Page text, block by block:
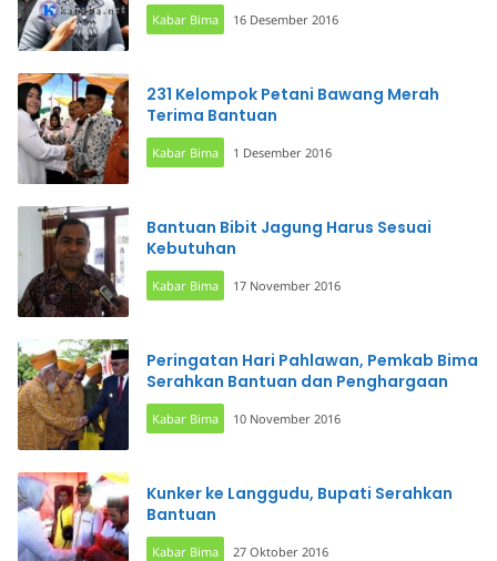
Kabar Bima 16 Desember 2016
231 Kelompok Petani Bawang Merah
Terima Bantuan
Kabar Bima 1 Desember 2016
Bantuan Bibit Jagung Harus Sesuai
Kebutuhan
Kabar Bima 17 November 2016
Peringatan Hari Pahlawan, Pemkab Bima
Serahkan Bantuan dan Penghargaan
Kabar Bima 10 November 2016
Kunker ke Langgudu, Bupati Serahkan
Bantuan
Kabar Bima 27 Oktober 2016